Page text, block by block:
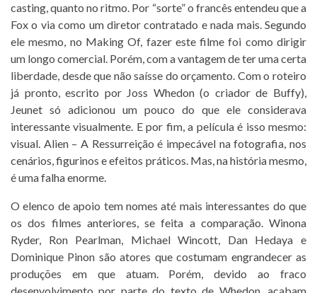
casting, quanto no ritmo. Por “sorte” o francês entendeu que a
Fox o via como um diretor contratado e nada mais. Segundo
ele mesmo, no Making Of, fazer este filme foi como dirigir
um longo comercial. Porém, com a vantagem de ter uma certa
liberdade, desde que não saísse do orçamento. Com o roteiro
já pronto, escrito por Joss Whedon (o criador de Buffy),
Jeunet só adicionou um pouco do que ele considerava
interessante visualmente. E por fim, a película é isso mesmo:
visual. Alien – A Ressurreição é impecável na fotografia, nos
cenários, figurinos e efeitos práticos. Mas, na história mesmo,
é uma falha enorme.
O elenco de apoio tem nomes até mais interessantes do que
os dos filmes anteriores, se feita a comparação. Winona
Ryder, Ron Pearlman, Michael Wincott, Dan Hedaya e
Dominique Pinon são atores que costumam engrandecer as
produções em que atuam. Porém, devido ao fraco